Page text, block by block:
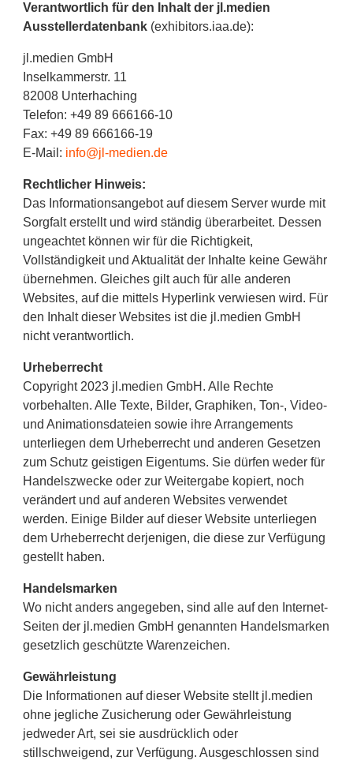
Verantwortlich für den Inhalt der jl.medien
Ausstellerdatenbank (exhibitors.iaa.de):
jl.medien GmbH
Inselkammerstr. 11
82008 Unterhaching
Telefon: +49 89 666166-10
Fax: +49 89 666166-19
E-Mail: info@jl-medien.de
Rechtlicher Hinweis:
Das Informationsangebot auf diesem Server wurde mit
Sorgfalt erstellt und wird ständig überarbeitet. Dessen
ungeachtet können wir für die Richtigkeit,
Vollständigkeit und Aktualität der Inhalte keine Gewähr
übernehmen. Gleiches gilt auch für alle anderen
Websites, auf die mittels Hyperlink verwiesen wird. Für
den Inhalt dieser Websites ist die jl.medien GmbH
nicht verantwortlich.
Urheberrecht
Copyright 2023 jl.medien GmbH. Alle Rechte
vorbehalten. Alle Texte, Bilder, Graphiken, Ton-, Video-
und Animationsdateien sowie ihre Arrangements
unterliegen dem Urheberrecht und anderen Gesetzen
zum Schutz geistigen Eigentums. Sie dürfen weder für
Handelszwecke oder zur Weitergabe kopiert, noch
verändert und auf anderen Websites verwendet
werden. Einige Bilder auf dieser Website unterliegen
dem Urheberrecht derjenigen, die diese zur Verfügung
gestellt haben.
Handelsmarken
Wo nicht anders angegeben, sind alle auf den Internet-
Seiten der jl.medien GmbH genannten Handelsmarken
gesetzlich geschützte Warenzeichen.
Gewährleistung
Die Informationen auf dieser Website stellt jl.medien
ohne jegliche Zusicherung oder Gewährleistung
jedweder Art, sei sie ausdrücklich oder
stillschweigend, zur Verfügung. Ausgeschlossen sind